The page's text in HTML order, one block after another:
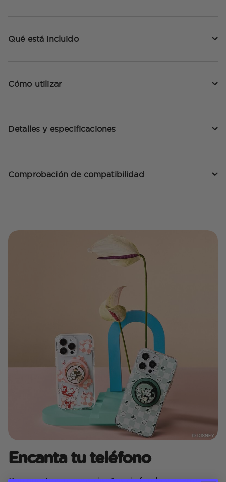
Qué está incluido
Cómo utilizar
Detalles y especificaciones
Comprobación de compatibilidad
Encanta tu teléfono